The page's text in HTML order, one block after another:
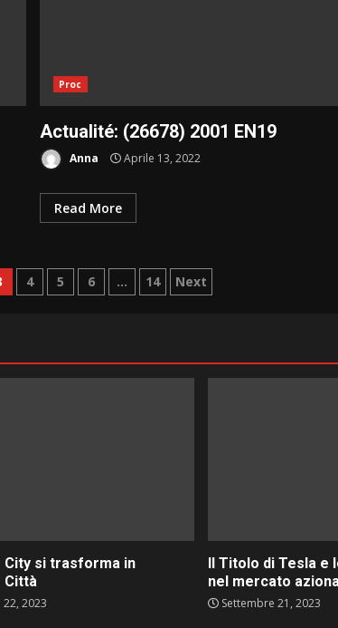
Proc
Actualité: (26678) 2001 EN19
Anna Aprile 13, 2022
Read More
4 5 6 … 14 Next
si trasforma in
Città
2023
Il Titolo di Tesla e
nel mercato
Settembre 21, 2023